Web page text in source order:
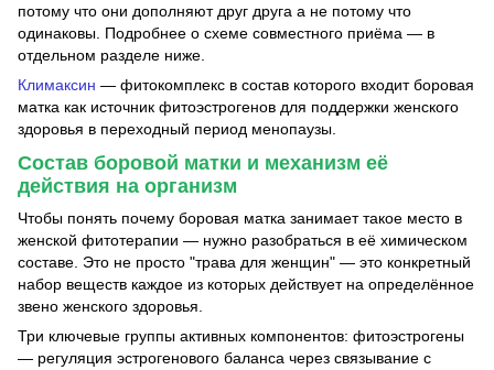
потому что они дополняют друг друга а не потому что
одинаковы. Подробнее о схеме совместного приёма — в
отдельном разделе ниже.
Климаксин — фитокомплекс в состав которого входит боровая
матка как источник фитоэстрогенов для поддержки женского
здоровья в переходный период менопаузы.
Состав боровой матки и механизм её
действия на организм
Чтобы понять почему боровая матка занимает такое место в
женской фитотерапии — нужно разобраться в её химическом
составе. Это не просто "трава для женщин" — это конкретный
набор веществ каждое из которых действует на определённое
звено женского здоровья.
Три ключевые группы активных компонентов: фитоэстрогены
— регуляция эстрогенового баланса через связывание с